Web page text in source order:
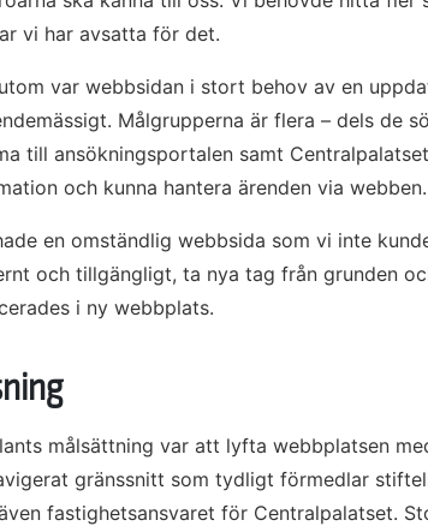
vi har avsatta för det.
var webbsidan i stort behov av en
Målgrupperna är flera – dels de
till ansökningsportalen samt
och kunna hantera ärenden via webben.
en omständlig webbsida som vi inte
och tillgängligt, ta nya tag från grunden
i ny webbplats.
målsättning var att lyfta webbplatsen
gränssnitt som tydligt förmedlar
fastighetsansvaret för Centralpalatset.